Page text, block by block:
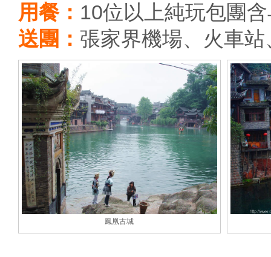
用餐： 10位以上純玩包團
送團： 張家界機場、火車
鳳凰古城